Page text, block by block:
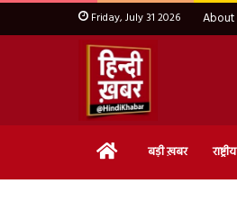
Friday, July 31 2026 About
Home बड़ी ख़बर राष्ट्रीय